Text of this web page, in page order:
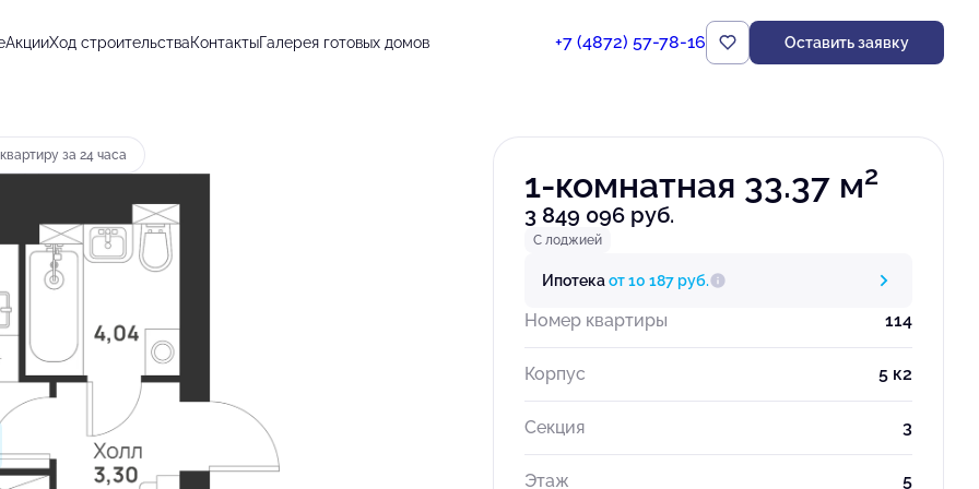
АкцииХод строительстваКонтактыГалерея готовых домов +7 (4872) 57-78-16 Оставить заявку
10 187 руб. Забронировать
за 24 часа
1-комнатная 33.37 м2
3 849 096 руб.
С лоджией
Ипотекаот 10 187 руб.
Номер квартиры 114
Корпус 5 к2
Секция 3
Этаж 5